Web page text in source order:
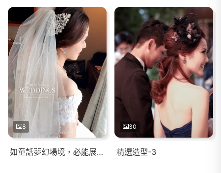
8
如童話夢幻場境，必能展現出女神般的自信魅力！
30
精選造型-3